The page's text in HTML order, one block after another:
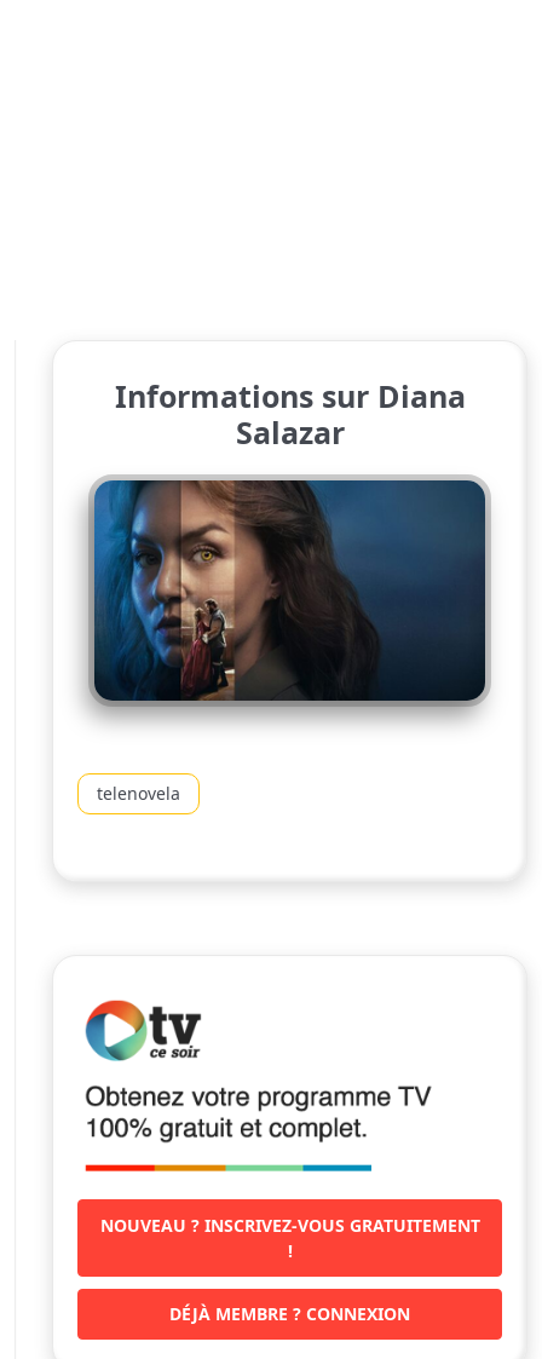
Informations sur Diana
Salazar
telenovela
NOUVEAU ? INSCRIVEZ-VOUS GRATUITEMENT
!
DÉJÀ MEMBRE ? CONNEXION